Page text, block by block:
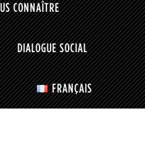
CONNAÎTRE
DIALOGUE SOCIAL
FRANÇAIS